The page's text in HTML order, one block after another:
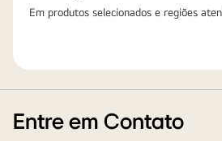
Em produtos selecionados e regiões
Entre em Contato